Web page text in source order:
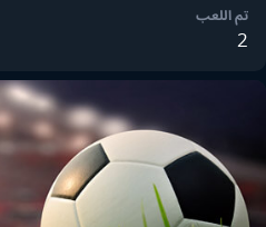
تم اللعب
2